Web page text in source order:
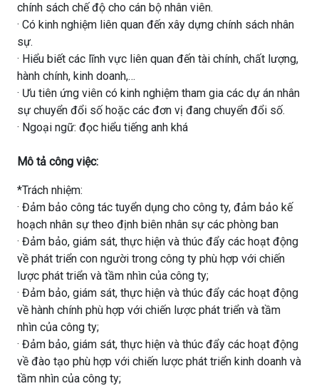
chính sách chế độ cho cán bộ nhân viên.
· Có kinh nghiệm liên quan đến xây dựng chính sách nhân
sự.
· Hiểu biết các lĩnh vực liên quan đến tài chính, chất lượng,
hành chính, kinh doanh,…
· Ưu tiên ứng viên có kinh nghiệm tham gia các dự án nhân
sự chuyển đổi số hoặc các đơn vị đang chuyển đổi số.
· Ngoại ngữ: đọc hiểu tiếng anh khá
Mô tả công việc:
*Trách nhiệm:
· Đảm bảo công tác tuyển dụng cho công ty, đảm bảo kế
hoạch nhân sự theo định biên nhân sự các phòng ban
· Đảm bảo, giám sát, thực hiện và thúc đẩy các hoạt động
về phát triển con người trong công ty phù hợp với chiến
lược phát triển và tầm nhìn của công ty;
· Đảm bảo, giám sát, thực hiện và thúc đẩy các hoạt động
về hành chính phù hợp với chiến lược phát triển và tầm
nhìn của công ty;
· Đảm bảo, giám sát, thực hiện và thúc đẩy các hoạt động
về đào tạo phù hợp với chiến lược phát triển kinh doanh và
tầm nhìn của công ty;